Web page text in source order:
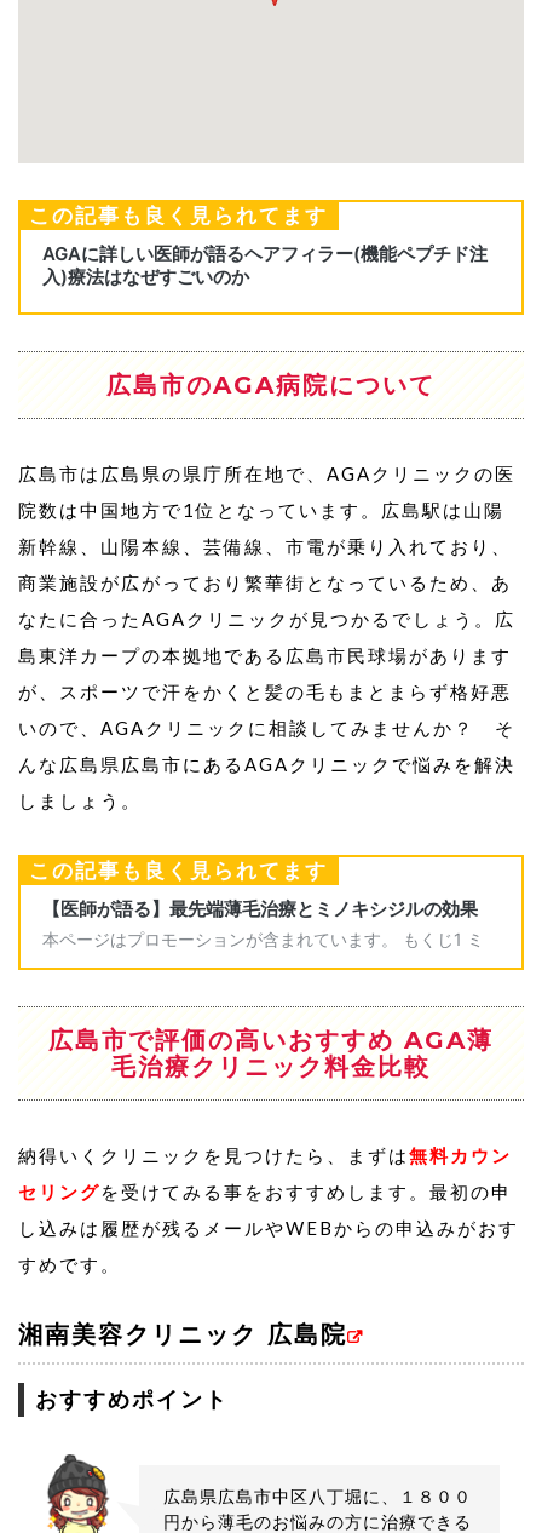
この記事も良く見られてます
広島市のAGA病院について
広島市は広島県の県庁所在地で、AGAクリニックの医
院数は中国地方で1位となっています。広島駅は山陽
新幹線、山陽本線、芸備線、市電が乗り入れており、
商業施設が広がっており繁華街となっているため、あ
なたに合ったAGAクリニックが見つかるでしょう。広
島東洋カープの本拠地である広島市民球場があります
が、スポーツで汗をかくと髪の毛もまとまらず格好悪
いので、AGAクリニックに相談してみませんか？ そ
んな広島県広島市にあるAGAクリニックで悩みを解決
しましょう。
この記事も良く見られてます
広島市で評価の高いおすすめ AGA薄
毛治療クリニック料金比較
納得いくクリニックを見つけたら、まずは無料カウン
セリングを受けてみる事をおすすめします。最初の申
し込みは履歴が残るメールやWEBからの申込みがおす
すめです。
湘南美容クリニック 広島院
おすすめポイント
広島県広島市中区八丁堀に、１８００
円から薄毛のお悩みの方に治療できる